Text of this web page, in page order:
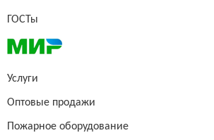
ГОСТы
Услуги
Оптовые продажи
Пожарное оборудование